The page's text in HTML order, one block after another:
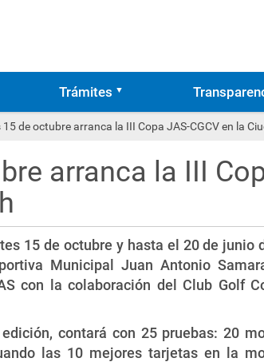
Trámites
15 de octubre arranca la III Copa JAS-CGCV en la
arranca la III
15 de octubre y hasta el 20 de junio
Municipal Juan Antonio
con la colaboración del Club Golf
contará con 25 pruebas: 20
las 10 mejores tarjetas en la